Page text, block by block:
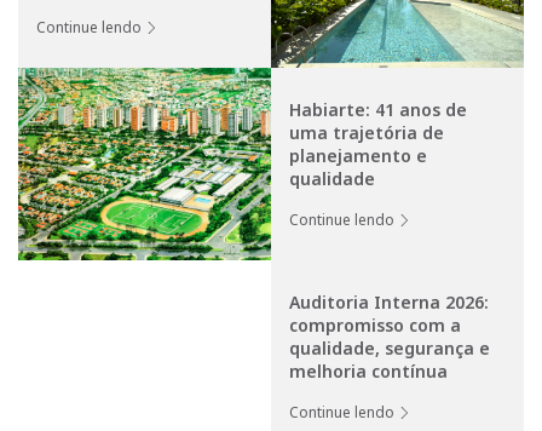
Continue lendo
Habiarte: 41 anos de
uma trajetória de
planejamento e
qualidade
Continue lendo
Auditoria Interna 2026:
compromisso com a
qualidade, segurança e
melhoria contínua
Continue lendo